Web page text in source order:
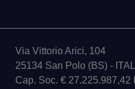
Via Vittorio Arici, 104
25134 San Polo (BS) -
Cap. Soc. € 27.225.987,42